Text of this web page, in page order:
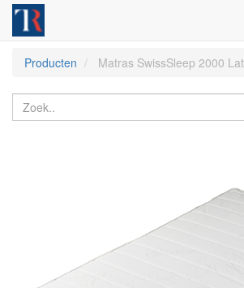
Producten
Matras SwissSleep 2000